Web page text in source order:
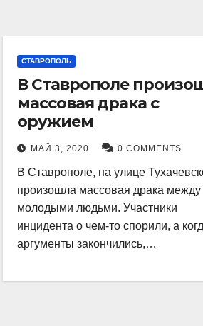
СТАВРОПОЛЬ
В Ставрополе
массовая драка с
оружием
МАЙ 3, 2020 0 COMMENTS
В Ставрополе, на улице
произошла массовая драка между
молодыми людьми. Участники
инцидента о чем-то спорили, а
аргументы закончились,…